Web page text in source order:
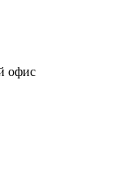
офис